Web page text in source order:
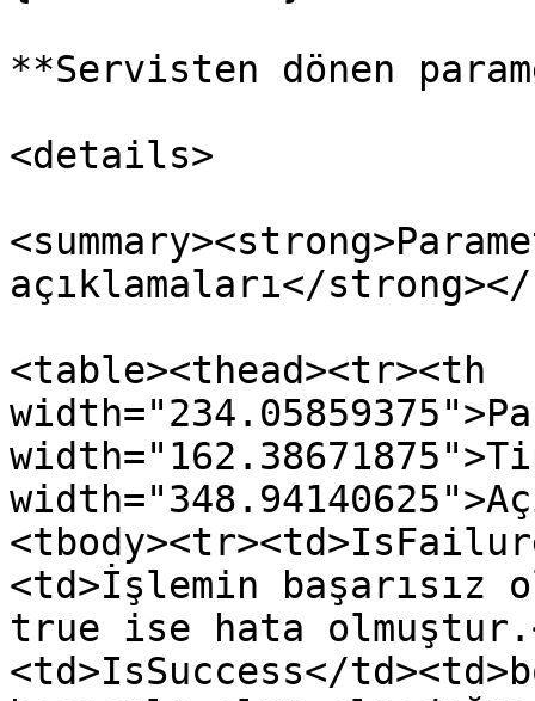
**Servisten dönen
<details>
açıklamaları</strong></
<table><thead><tr><th
<td>İşlemin başarısız
true ise hata
<td>IsSuccess</